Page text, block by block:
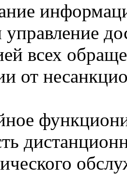
управление
всех
от